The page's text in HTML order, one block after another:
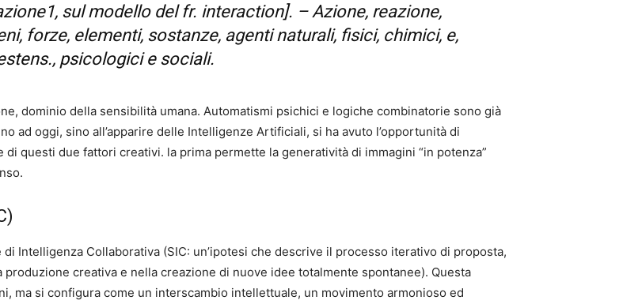
sul modello del fr. interaction]. – Azione, reazione,
forze, elementi, sostanze, agenti naturali, fisici, chimici, e,
psicologici e sociali.
dominio della sensibilità umana. Automatismi psichici e logiche combinatorie sono già
ad oggi, sino all’apparire delle Intelligenze Artificiali, si ha avuto l’opportunità di
questi due fattori creativi. la prima permette la generatività di immagini “in potenza”
Intelligenza Collaborativa (SIC: un’ipotesi che descrive il processo iterativo di proposta,
produzione creativa e nella creazione di nuove idee totalmente spontanee). Questa
ma si configura come un interscambio intellettuale, un movimento armonioso ed